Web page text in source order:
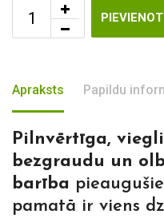
Apraksts Papildu
Pilnvērtīga,
bezgraudu un
barība
pamatā ir viens